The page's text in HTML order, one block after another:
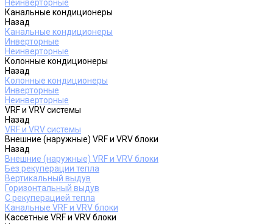
Неинверторные
Канальные кондиционеры
Назад
Канальные кондиционеры
Инверторные
Неинверторные
Колонные кондиционеры
Назад
Колонные кондиционеры
Инверторные
Неинверторные
VRF и VRV системы
Назад
VRF и VRV системы
Внешние (наружные) VRF и VRV блоки
Назад
Внешние (наружные) VRF и VRV блоки
Без рекуперации тепла
Вертикальный выдув
Горизонтальный выдув
С рекуперацией тепла
Канальные VRF и VRV блоки
Кассетные VRF и VRV блоки